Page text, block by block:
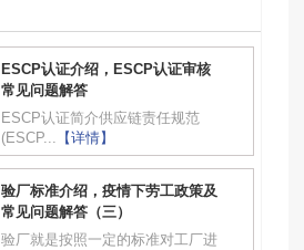
ESCP认证介绍，ESCP认证审核
常见问题解答
ESCP认证简介供应链责任规范
(ESCP... 【详情】
验厂标准介绍，疫情下劳工政策及
常见问题解答（三）
验厂就是按照一定的标准对工厂进